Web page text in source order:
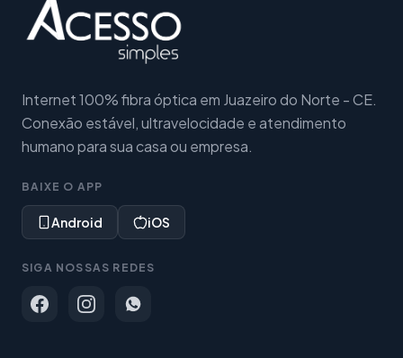
Internet 100% fibra óptica em Juazeiro do Norte - CE.
Conexão estável, ultravelocidade e atendimento
humano para sua casa ou empresa.
BAIXE O APP
Android iOS
SIGA NOSSAS REDES